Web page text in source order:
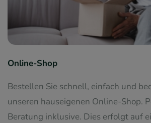
Online-Shop
Bestellen Sie schnell, einfach und
unseren hauseigenen Online-Shop.
Beratung inklusive. Dies erfolgt auf